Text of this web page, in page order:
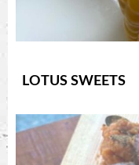
LOTUS SWEETS